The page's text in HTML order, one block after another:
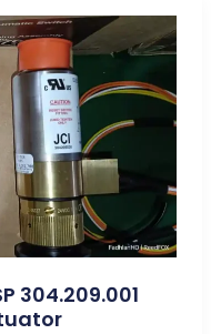
304.209.001